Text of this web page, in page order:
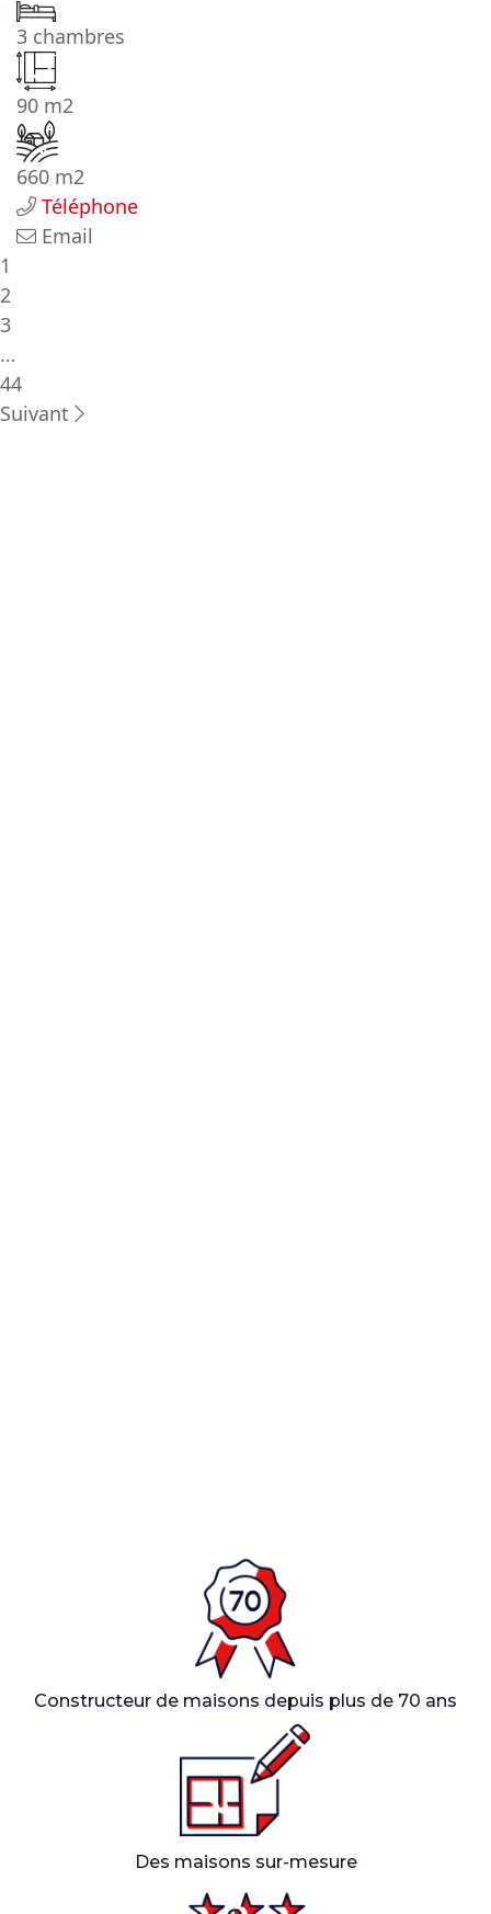
3 chambres
90 m2
660 m2
Téléphone
Email
1
2
3
…
44
Suivant
Constructeur de maisons depuis plus de 70 ans
Des maisons sur-mesure